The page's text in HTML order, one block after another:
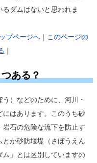
ダムはないと思われま
プページへ｜ このページの
｜
ある？
う）などのために、河川・
はあります。このうち砂
石の危険な流下を防止す
か砂防堰堤（さぼうえん
ム」とは区別していますの